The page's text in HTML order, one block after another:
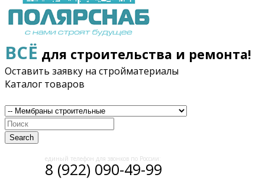
ВСЁ для строительства и ремонта!
Оставить заявку на стройматериалы
Каталог товаров
Search
единый телефон для звонков по России:
8 (922) 090-49-99